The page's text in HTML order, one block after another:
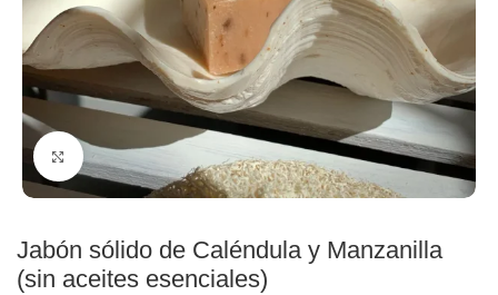
Click to enlarge
Jabón sólido de Caléndula y Manzanilla
(sin aceites esenciales)